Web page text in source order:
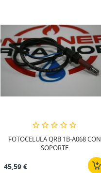
FOTOCELULA QRB 1B-A068 CON
SOPORTE
45,59 €